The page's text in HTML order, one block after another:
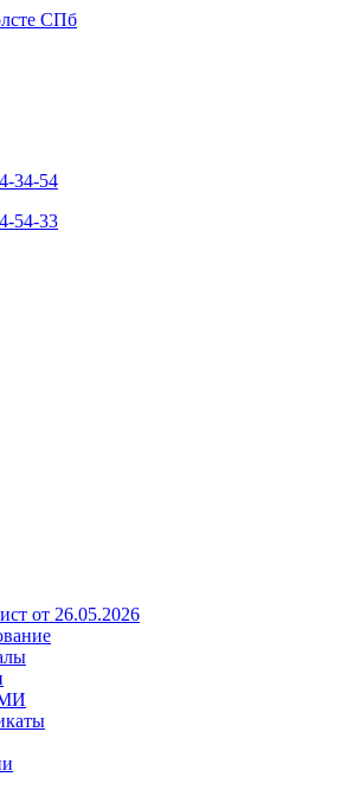
34-54
54-33
от 26.05.2026